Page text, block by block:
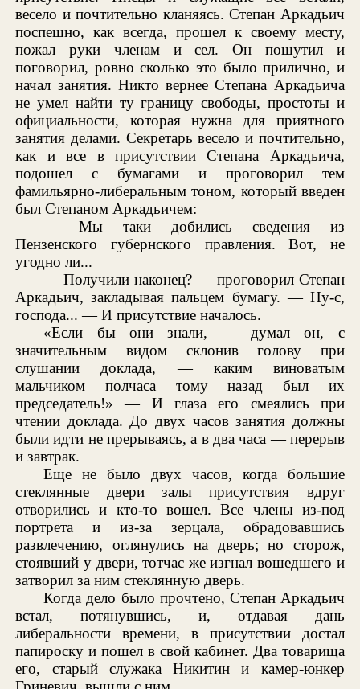
весело и почтительно кланяясь. Степан Аркадьич
поспешно, как всегда, прошел к своему месту,
пожал руки членам и сел. Он пошутил и
поговорил, ровно сколько это было прилично, и
начал занятия. Никто вернее Степана Аркадьича
не умел найти ту границу свободы, простоты и
официальности, которая нужна для приятного
занятия делами. Секретарь весело и почтительно,
как и все в присутствии Степана Аркадьича,
подошел с бумагами и проговорил тем
фамильярно-либеральным тоном, который введен
был Степаном Аркадьичем:
— Мы таки добились сведения из
Пензенского губернского правления. Вот, не
угодно ли...
— Получили наконец? — проговорил Степан
Аркадьич, закладывая пальцем бумагу. — Ну-с,
господа... — И присутствие началось.
«Если бы они знали, — думал он, с
значительным видом склонив голову при
слушании доклада, — каким виноватым
мальчиком полчаса тому назад был их
председатель!» — И глаза его смеялись при
чтении доклада. До двух часов занятия должны
были идти не прерываясь, а в два часа — перерыв
и завтрак.
Еще не было двух часов, когда большие
стеклянные двери залы присутствия вдруг
отворились и кто-то вошел. Все члены из-под
портрета и из-за зерцала, обрадовавшись
развлечению, оглянулись на дверь; но сторож,
стоявший у двери, тотчас же изгнал вошедшего и
затворил за ним стеклянную дверь.
Когда дело было прочтено, Степан Аркадьич
встал, потянувшись, и, отдавая дань
либеральности времени, в присутствии достал
папироску и пошел в свой кабинет. Два товарища
его, старый служака Никитин и камер-юнкер